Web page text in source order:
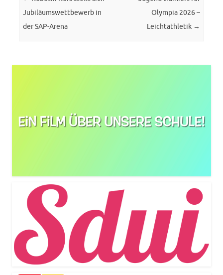
Jubiläumswettbewerb in
der SAP-Arena
Olympia 2026 –
Leichtathletik →